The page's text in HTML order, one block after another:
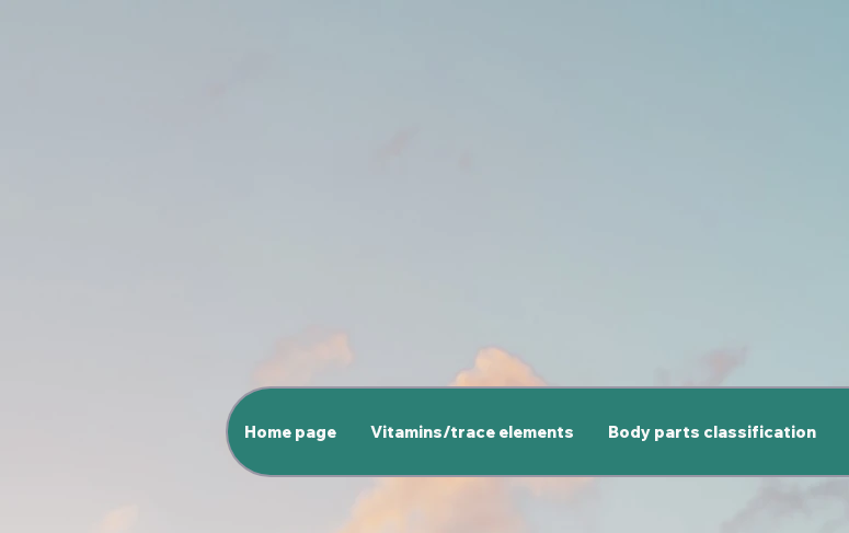
Home page Vitamins/trace elements Body parts classification